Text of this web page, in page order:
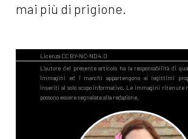
mai più di prigione.